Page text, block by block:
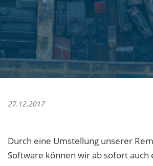
27.12.2017
Durch eine Umstellung unserer
Software können wir ab sofort